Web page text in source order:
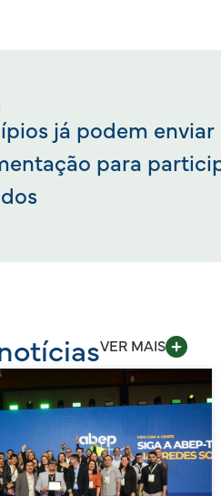
já podem enviar
para
VER MAIS